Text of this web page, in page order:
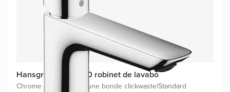
Hansgrohe Logis 110 robinet de lavabo
Chrome Brillant Inclus une bonde clickwaste|Standard